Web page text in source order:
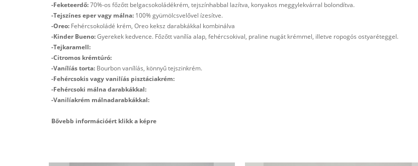
-Feketeerdő:70%-os főzőtt belgacsokoládékrém, tejszínhabbal lazítva, konyakos meggylekvárral bolondítva.
-Tejszínes eper vagy málna: 100% gyümölcsvelővel ízesítve.
-Oreo: Fehércsokoládé krém, Oreo keksz darabkákkal kombinálva
-Kinder Bueno:Gyerekek kedvence. Főzőtt vanílía alap, fehércsokival, praline nugát krémmel, illetve ropogós ostyaréteggel.
-Tejkaramell:
-Citromos krémtúró:
-Vanílíás torta: Bourbon vanílíás, könnyű tejszinkrém.
-Fehércsokis vagy vanilíás pisztáciakrém:
-Fehércsoki málna darabkákkal:
-Vanilíakrém málnadarabkákkal:
Bővebb információért klikk a képre